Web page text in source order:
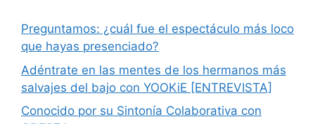
Preguntamos: ¿cuál fue el espectáculo más loco
que hayas presenciado?
Adéntrate en las mentes de los hermanos más
salvajes del bajo con YOOKiE [ENTREVISTA]
Conocido por su Sintonía Colaborativa con